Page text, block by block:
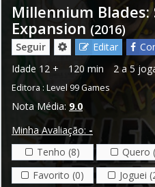
Millennium
Expansion (2016)
Seguir Editar
Idade 12 + 120 min 2 a 5
Editora : Level 99 Games
Nota Média: 9.0
Minha Avaliação: -
Tenho (8)
Quero
Favorito (0)
Joguei